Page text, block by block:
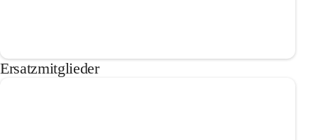
Ersatzmitglieder